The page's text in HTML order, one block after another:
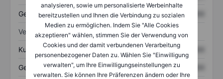
analysieren, sowie um personalisierte Werbeinhalte
bereitzustellen und Ihnen die Verbindung zu sozialen
Medien zu ermöglichen. Indem Sie "Alle Cookies
akzeptieren" wählen, stimmen Sie der Verwendung von
Cookies und der damit verbundenen Verarbeitung
personenbezogener Daten zu. Wählen Sie "Einwilligung
verwalten", um Ihre Einwilligungseinstellungen zu
verwalten. Sie können Ihre Präferenzen ändern oder Ihre
Gesamtschulden XXXXXXX XXXXXXX
Verhältnisse
Kurs/Umsatz XXXXXXX XXXXXXX
Gewinn je Aktie XXXXXXX XXXXXXX